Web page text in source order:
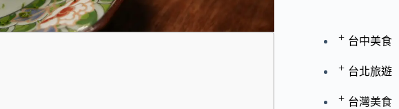
+ 台中美食
+ 台北旅遊
+ 台灣美食